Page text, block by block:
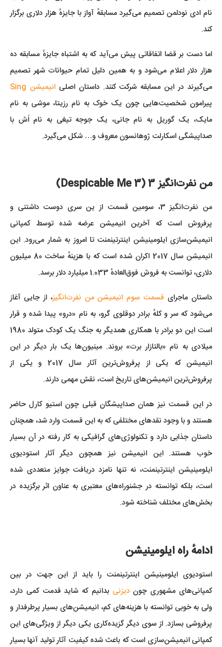
نام ادی نودلمن تصمیم می‌گیرد مسابقهٔ آواز با جایزهٔ هزار دلاری برگزار
کند.
اما دست بر قضا اتفاقاتی پیش می‌آید که به اشتباه جایزهٔ مسابقه ده
هزار دلار اعلام می‌شود و به همین دلیل تمام حیوانات شهر تصمیم
می‌گیرند در این مسابقه شرکت کنند. داستان اصلیانیمیشن Sing
پیرامون شخصیت‌هایی چون یک خوک به نام رزیتا، موشی به نام
مایک، یک گوریل به نام جانی، یک جوجه تیغی به نام اَش با
صداپیشگی اسکارلت ژوهانسون معروف و… شکل می‌گیرد.
من نفرت‌انگیز 3 (Despicable Me 3)
من نفرت‌انگیز 3، سومین قسمت از ین سری دوست داشتنی و
پرفروش است که آخرین انیمیشن عرضه شده توسط کمپانی
انیمیشن‌سازی ایلومینیشن اینترتینمنت تا امروز به شمار می‌رود. این
انیمیشن سال 2017 اکران شده است که با هزینهٔ ساخت 80 میلیون
دلاری، توانست به فروش فوق‌العادهٔ 1.033 میلیارد دلار برسد.
داستان ماجرای قسمت سوم انیمیشن من نفرت‌انگیز، از جایی آغاز
می‌شود که سر و کلهٔ برادر دوقلوی گرو، به نام «درو» پیدا شده و قرار
است این دو برادر با همکاری همدیگر به جنگ یک کودک متولد 1980
میلادی به نام «بالتازار برت» بروند. مینیون‌ها یک بار دیگر در این
انیمیشن که یکی از پرفروش‌ترین آثار سال 2017 و یکی از
پرفروش‌ترین انیمیشن‌های تاریخ است، نقش مهمی دارند.
در این قسمت نیز همان صداپیشگان قبلی چون استیو کارل حاضر
هستند و با وجود نقدهای مختلفی که به این قسمت وارد شد، همچنان
داستان جذابی دارد و تکنولوژی‌های گرافیکی به کار رفته در آن بسیار
خوب هستند. این انیمیشن نیز همچون دیگر آثار استودیوی
ایلومینیشن اینترتینمنت، نه تنها نامزد دریافت جوایز متعددی شده
است، بلکه توانسته در جشنوراه‌های معتبری به عناون اثر برگزیده در
بخش‌های مختلف شناخته شود.
ادامهٔ راه ایلومینیشن
استودیوی ایلومینیشن اینترتینمنت را باید از این جهت در بین
کمپانی‌های مشهوری چوندیزنی بدانیم که شاید قدمت کمی دارد،
ولی به خوبی توانسته با هزینه‌های کم، انیمیشن‌های بسیار پرطرفدار و
پرفروشی بسازد. از سوی دیگر گزیده‌کاری یکی دیگر از ویژگی‌های این
کمپانی انیمیشن‌سازی است که باعث شده کیفیت آثار تولید آنها بسیار